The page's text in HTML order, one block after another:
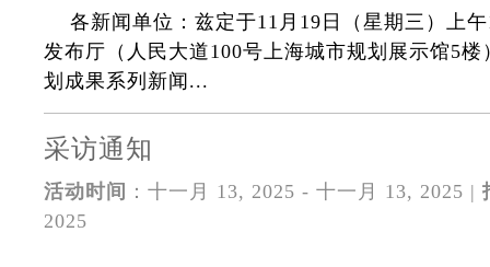
各新闻单位：兹定于11月19日（星期三）上
发布厅（人民大道100号上海城市规划展示馆5楼
划成果系列新闻...
采访通知
活动时间 ：十一月 13, 2025 - 十一月 13, 2025 |
2025